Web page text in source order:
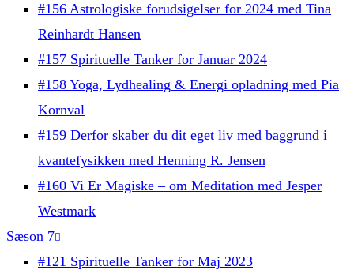
#156 Astrologiske forudsigelser for 2024 med Tina
Reinhardt Hansen
#157 Spirituelle Tanker for Januar 2024
#158 Yoga, Lydhealing & Energi opladning med Pia
Kornval
#159 Derfor skaber du dit eget liv med baggrund i
kvantefysikken med Henning R. Jensen
#160 Vi Er Magiske – om Meditation med Jesper
Westmark
Sæson 7
#121 Spirituelle Tanker for Maj 2023